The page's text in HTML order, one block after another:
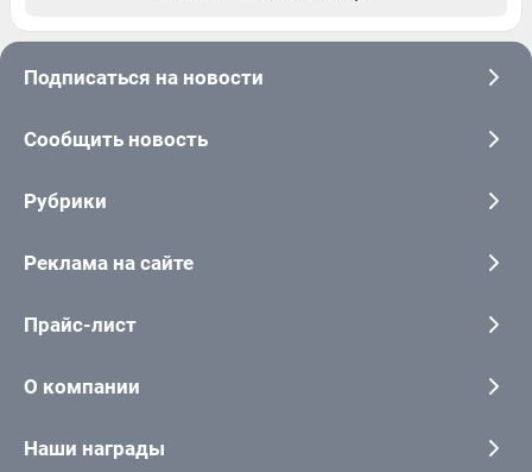
Подписаться на новости
Сообщить новость
Рубрики
Реклама на сайте
Прайс-лист
О компании
Наши награды